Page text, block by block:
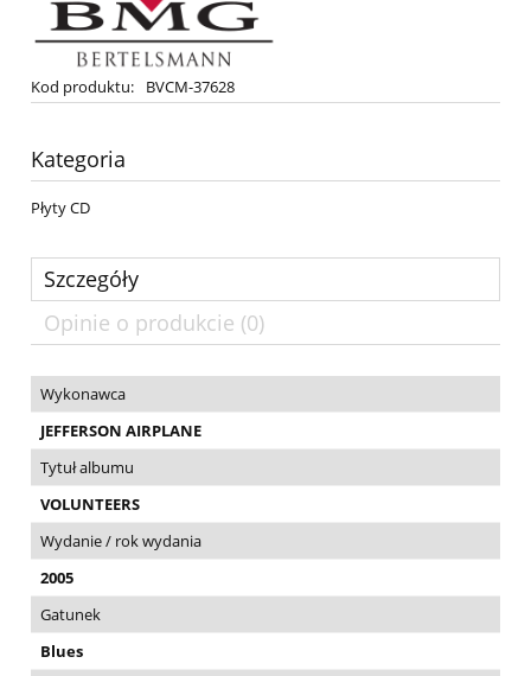
Kod produktu: BVCM-37628
Kategoria
Płyty CD
Szczegóły
Opinie o produkcie (0)
Wykonawca
JEFFERSON AIRPLANE
Tytuł albumu
VOLUNTEERS
Wydanie / rok wydania
2005
Gatunek
Blues